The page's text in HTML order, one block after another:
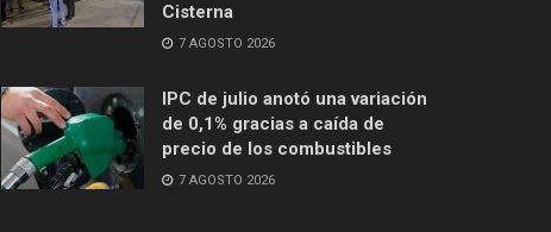
Cisterna
7 AGOSTO 2026
IPC de julio anotó una variación
de 0,1% gracias a caída de
precio de los combustibles
7 AGOSTO 2026